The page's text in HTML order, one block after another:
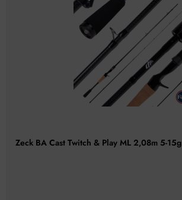
Zeck BA Cast Twitch & Play ML 2,08m 5-15g